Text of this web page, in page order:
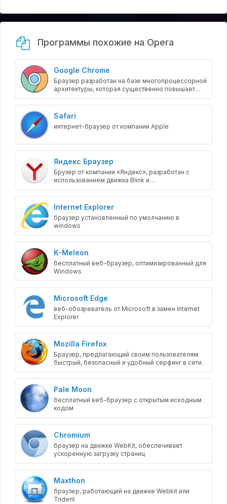
Программы похожие на Opera
Google Chrome
Браузер разработан на базе многопроцессорной
архитектуры, которая существенно повышает
стабильность и безопасность загрузки страниц.
Safari
интернет-браузер от компании Apple
Яндекс Браузер
Брузер от компании «Яндекс», разработан с
использованием движка Blink и
модифицированной графической оболочки
браузера Chromium.
Internet Explorer
браузер установленный по умолчанию в
windows
K-Meleon
бесплатный веб-браузер, оптимизированный для
Windows
Microsoft Edge
веб-обозреватель от Microsoft в замен Internet
Explorer
Mozilla Firefox
Браузер, предлагающий своим пользователям
быстрый, безопасный и удобный серфинг в сети.
Pale Moon
бесплатный веб-браузер с открытым исходным
кодом
Chromium
браузер на движке WebKit, обеспечивает
ускоренную загрузку страниц
Maxthon
браузер, работающий на движке Webkit или
Trident